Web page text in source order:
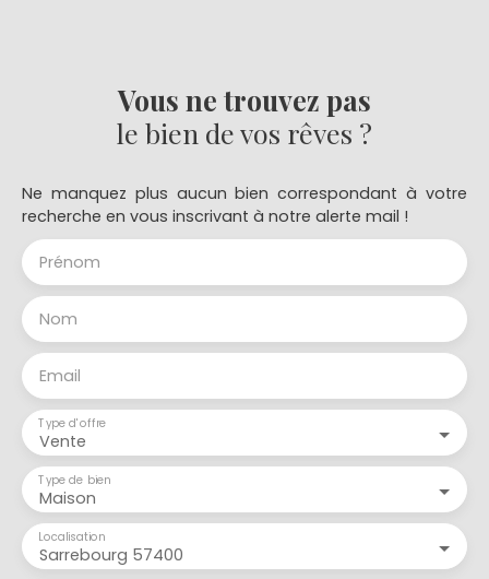
Vous ne trouvez pas
le bien de vos rêves ?
Ne manquez plus aucun bien correspondant à votre
recherche en vous inscrivant à notre alerte mail !
Prénom
Nom
Email
Vente
Type d'offre
Maison
Type de bien
Sarrebourg 57400
Localisation